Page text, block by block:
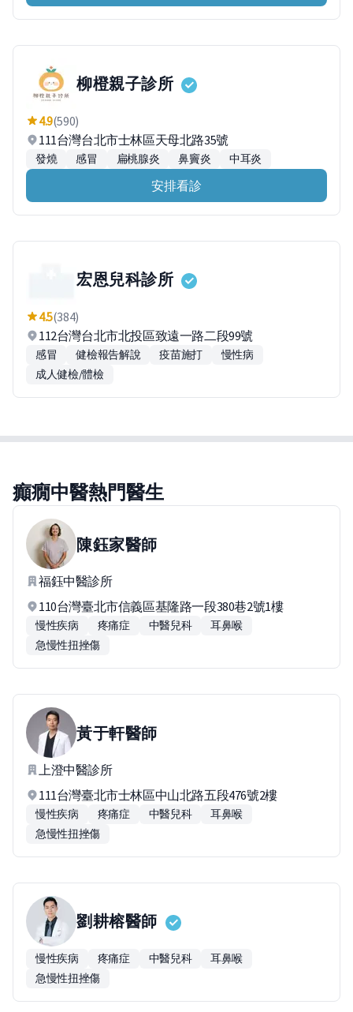
柳橙親子診所
4.9(590)
111台灣台北市士林區天母北路35號
發燒 感冒 扁桃腺炎 鼻竇炎 中耳炎
安排看診
宏恩兒科診所
4.5(384)
112台灣台北市北投區致遠一路二段99號
感冒 健檢報告解說 疫苗施打
慢性病
成人健檢/體檢
癲癇中醫熱門醫生
陳鈺家醫師
福鈺中醫診所
110台灣臺北市信義區基隆路一段380巷2號1樓
慢性疾病 疼痛症 中醫兒科
耳鼻喉
急慢性扭挫傷
黃于軒醫師
上澄中醫診所
111台灣臺北市士林區中山北路五段476號2樓
慢性疾病 疼痛症 中醫兒科
耳鼻喉
急慢性扭挫傷
劉耕榕醫師
慢性疾病 疼痛症 中醫兒科
耳鼻喉
急慢性扭挫傷